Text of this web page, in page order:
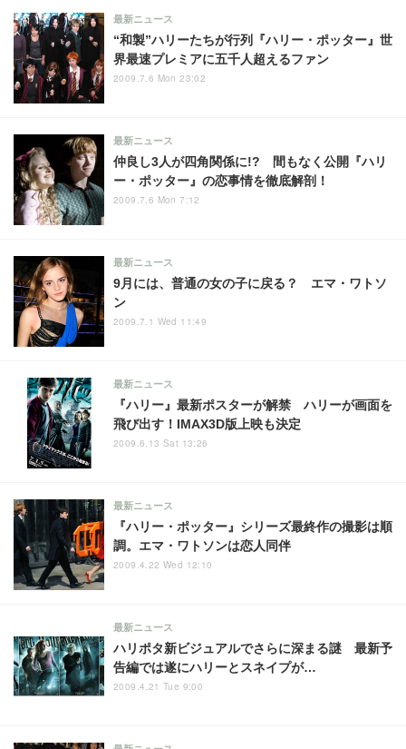
“和製”ハリーたちが行列『ハリー・ポッター』世
界最速プレミアに五千人超えるファン
最新ニュース
2009.7.6 Mon 23:02
仲良し3人が四角関係に!? 間もなく公開『ハリ
ー・ポッター』の恋事情を徹底解剖！
最新ニュース
2009.7.6 Mon 7:12
9月には、普通の女の子に戻る？ エマ・ワトソ
ン
最新ニュース
2009.7.1 Wed 11:49
『ハリー』最新ポスターが解禁 ハリーが画面を
飛び出す！IMAX3D版上映も決定
最新ニュース
2009.6.13 Sat 13:26
『ハリー・ポッター』シリーズ最終作の撮影は順
調。エマ・ワトソンは恋人同伴
最新ニュース
2009.4.22 Wed 12:10
ハリポタ新ビジュアルでさらに深まる謎 最新予
告編では遂にハリーとスネイプが…
最新ニュース
2009.4.21 Tue 9:00